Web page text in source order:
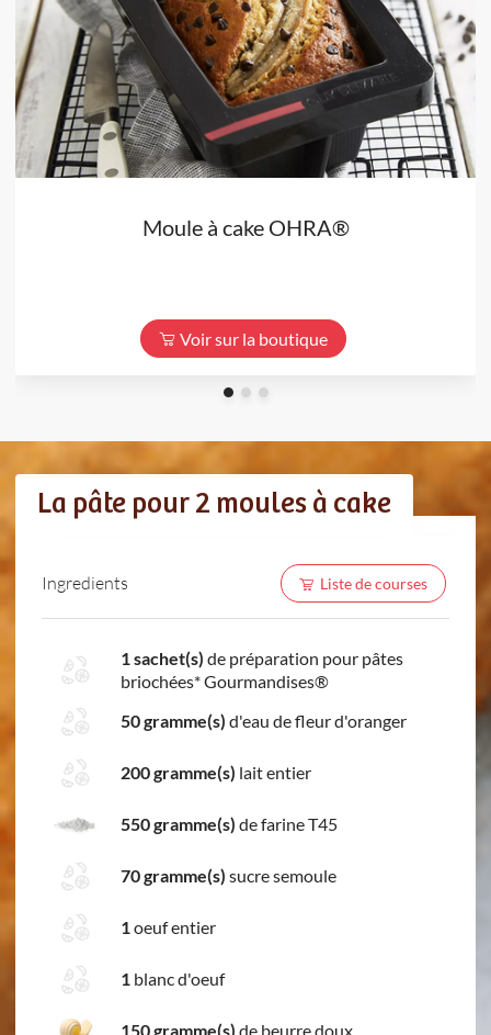
Moule à cake OHRA®
Voir sur la boutique
La pâte pour 2 moules à cake
Ingredients Liste de courses
1 sachet(s) de préparation pour pâtes
briochées* Gourmandises®
50 gramme(s) d'eau de fleur d'oranger
200 gramme(s) lait entier
550 gramme(s) de farine T45
70 gramme(s) sucre semoule
1oeuf entier
1 blanc d'oeuf
150 gramme(s) de beurre doux